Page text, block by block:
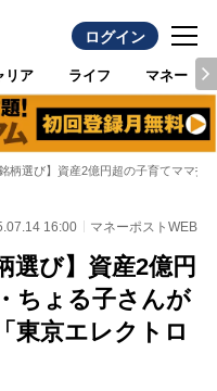
ログイン
リア ライフ マネー
柄選び】資産2億円超の子育てママ
16:00 マネーポストWEB
選び】資産2億円
ちょる子さんが
東京エレクトロ